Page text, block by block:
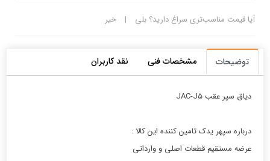
آیا قیمت مناسب‌تری سراغ دارید؟ بلی | خیر
توضیحات مشخصات فنی نقد کاربران
دياق سپر عقب JAC-J5
درباره سپهر یدک تامین کننده این کالا :
عرضه مستقیم قطعات اصلی و وارداتی